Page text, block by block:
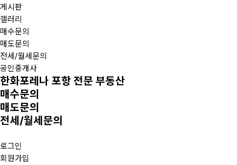
게시판
갤러리
매수문의
매도문의
전세/월세문의
공인중개사
한화포레나 포항 전문 부동산
매수문의
매도문의
전세/월세문의
로그인
회원가입